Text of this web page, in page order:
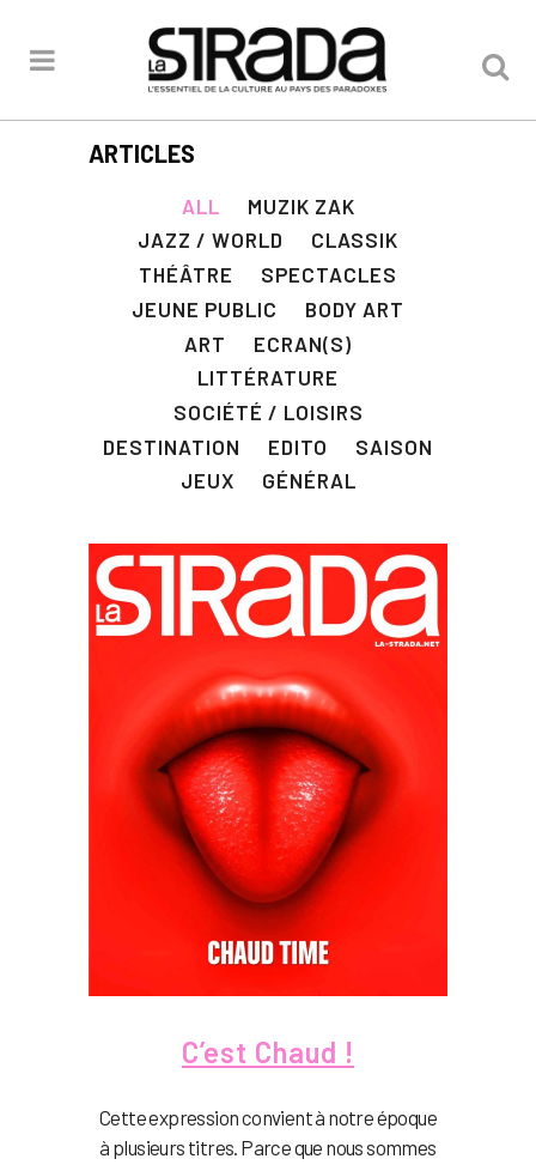
ARTICLES
ALL
MUZIK ZAK
JAZZ / WORLD
CLASSIK
THÉÂTRE
SPECTACLES
JEUNE PUBLIC
BODY ART
ART
ECRAN(S)
LITTÉRATURE
SOCIÉTÉ / LOISIRS
DESTINATION
EDITO
SAISON
JEUX
GÉNÉRAL
C’est Chaud !
Cette expression convient à notre époque
à plusieurs titres. Parce que nous sommes